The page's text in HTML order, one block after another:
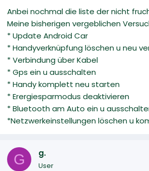
Anbei nochmal die liste der nicht
Meine bisherigen vergeblichen
* Update Android Car
* Handyverknüpfung löschen u neu
* Verbindung über Kabel
* Gps ein u ausschalten
* Handy komplett neu starten
* Erergiesparmodus deaktivieren
* Bluetooth am Auto ein u
*Netzwerkeinstellungen löschen u
G g.
User